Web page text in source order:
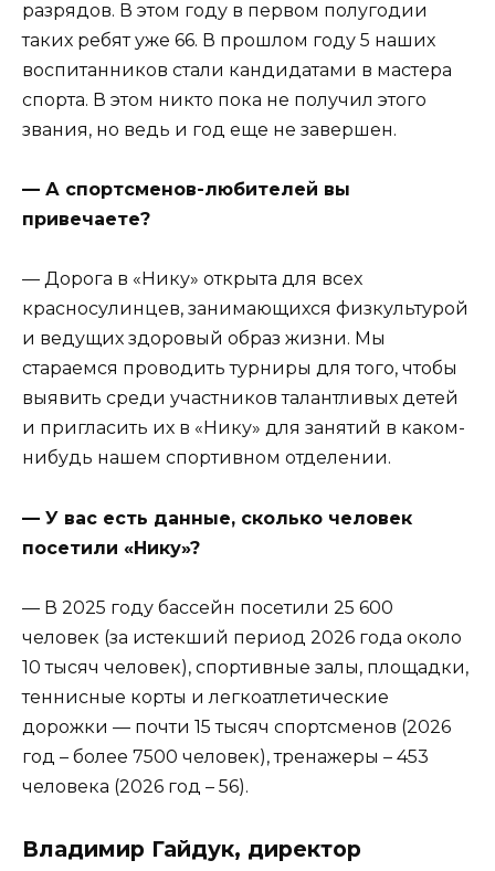
разрядов. В этом году в первом полугодии
таких ребят уже 66. В прошлом году 5 наших
воспитанников стали кандидатами в мастера
спорта. В этом никто пока не получил этого
звания, но ведь и год еще не завершен.
— А спортсменов-любителей вы
привечаете?
— Дорога в «Нику» открыта для всех
красносулинцев, занимающихся физкультурой
и ведущих здоровый образ жизни. Мы
стараемся проводить турниры для того, чтобы
выявить среди участников талантливых детей
и пригласить их в «Нику» для занятий в каком-
нибудь нашем спортивном отделении.
— У вас есть данные, сколько человек
посетили «Нику»?
— В 2025 году бассейн посетили 25 600
человек (за истекший период 2026 года около
10 тысяч человек), спортивные залы, площадки,
теннисные корты и легкоатлетические
дорожки — почти 15 тысяч спортсменов (2026
год – более 7500 человек), тренажеры – 453
человека (2026 год – 56).
Владимир Гайдук, директор